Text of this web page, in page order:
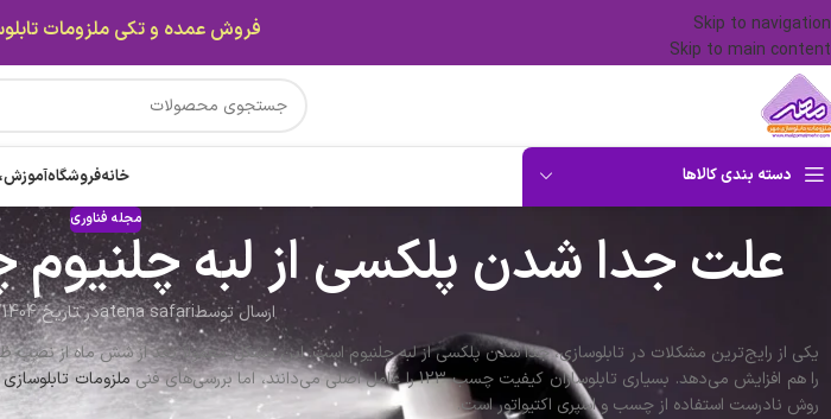
Skip to navigation
Skip to main content
دسته بندی کالاها خانهفروشگاه
مجله فناوری
علت جدا شدن پلکسی از لبه
ارسال توسطatena safariدر تاریخ 17/10/1404
یکی از رایج‌ترین مشکلات در تابلوسازی، جدا شدن پلکسی از لبه چلنیوم است. این مشکل معمولاً بعد از شش ماه از نصب
را هم افزایش می‌دهد. بسیاری تابلوسازان کیفیت چسب 123 را عامل اصلی می‌دانند، اما بررسی‌های فنی
ملزومات
روش نادرست استفاده از چسب و اسپری اکتیواتور است.
قیمت ها بروز میباشد.